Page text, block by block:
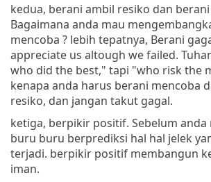
kedua, berani ambil resiko dan
Bagaimana anda mau
mencoba ? lebih tepatnya, Berani
appreciate us altough we failed.
who did the best," tapi "who risk the
kenapa anda harus berani mencoba
resiko, dan jangan takut gagal.
ketiga, berpikir positif. Sebelum anda
buru buru berprediksi hal hal jelek
terjadi. berpikir positif membangun
iman.